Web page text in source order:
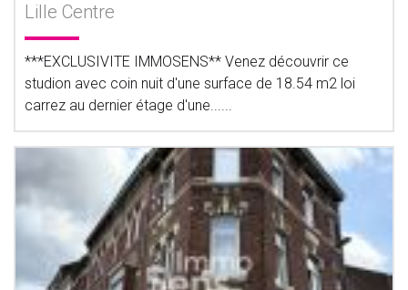
Lille Centre
***EXCLUSIVITE IMMOSENS** Venez découvrir ce
studion avec coin nuit d'une surface de 18.54 m2 loi
carrez au dernier étage d'une......